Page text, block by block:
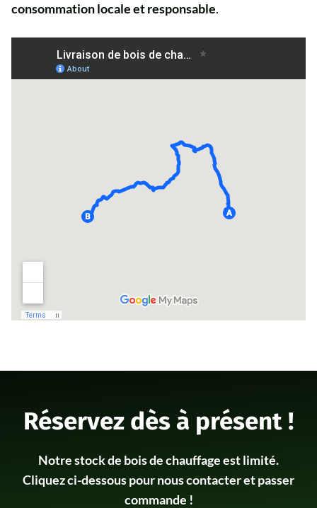
consommation locale et responsable.
Réservez dès à présent !
Notre stock de bois de chauffage est limité.
Cliquez ci-dessous pour nous contacter et passer
commande !